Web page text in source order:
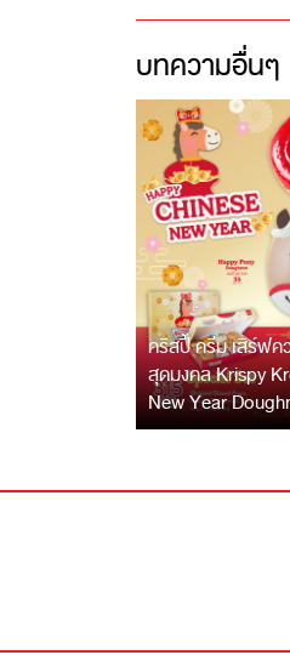
บทความอื่นๆ
คริสปี้ ครีม เสิร์ฟค
สุดมงคล Krispy
New Year